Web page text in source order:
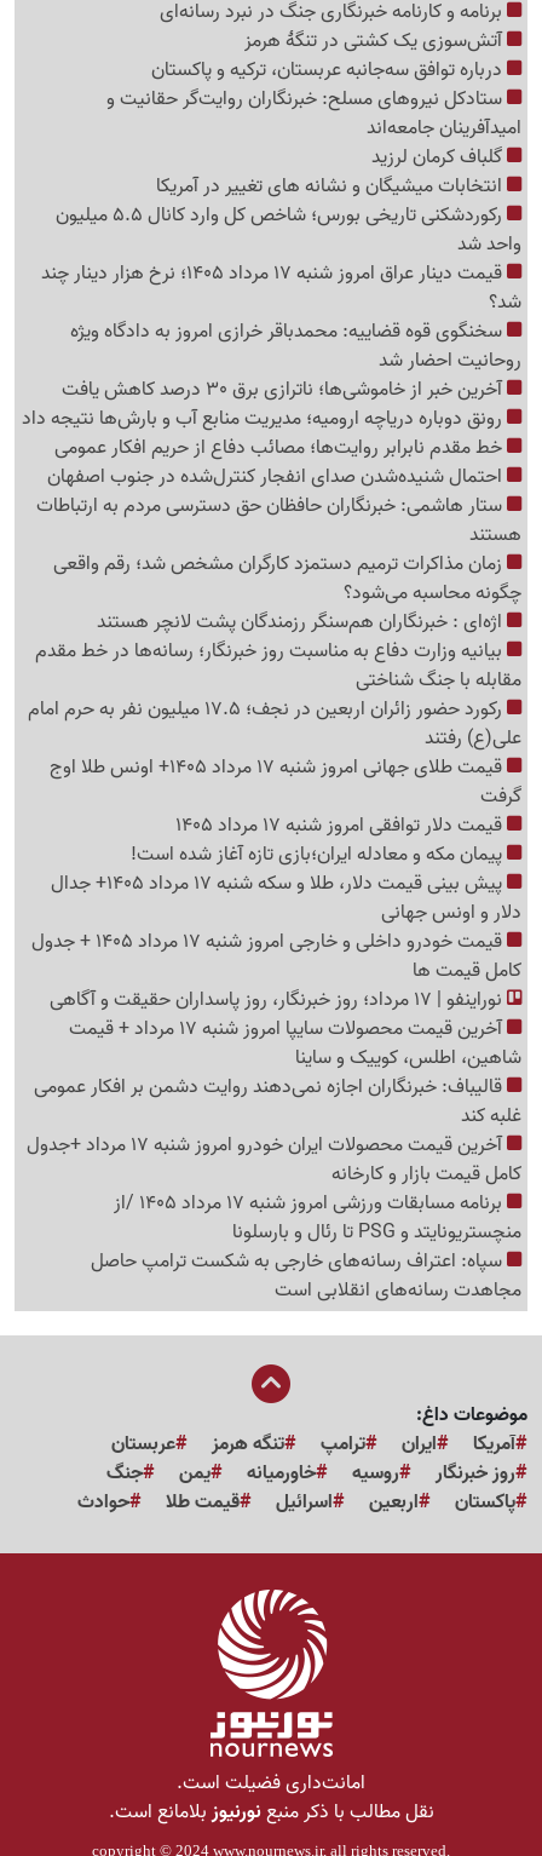
برنامه و کارنامه خبرنگاری جنگ در نبرد رسانه‌ای
آتش‌سوزی یک کشتی در تنگهٔ هرمز
درباره توافق سه‌جانبه عربستان، ترکیه و پاکستان
ستادکل نیروهای مسلح: خبرنگاران روایت‌گر حقانیت و
امیدآفرینان جامعه‌اند
گلباف کرمان لرزید
انتخابات میشیگان و نشانه های تغییر در آمریکا
رکوردشکنی تاریخی بورس؛ شاخص کل وارد کانال 5.5 میلیون
واحد شد
قیمت دینار عراق امروز شنبه 17 مرداد 1405؛ نرخ هزار دینار چند
شد؟
سخنگوی قوه قضاییه: محمدباقر خرازی امروز به دادگاه ویژه
روحانیت احضار شد
آخرین خبر از خاموشی‌ها؛ ناترازی برق 30 درصد کاهش یافت
رونق دوباره دریاچه ارومیه؛ مدیریت منابع آب و بارش‌ها نتیجه داد
خط مقدم نابرابر روایت‌ها؛ مصائب دفاع از حریم افکار عمومی
احتمال شنیده‌شدن صدای انفجار کنترل‌شده در جنوب اصفهان
ستار هاشمی: خبرنگاران حافظان حق دسترسی مردم به ارتباطات
هستند
زمان مذاکرات ترمیم دستمزد کارگران مشخص شد؛ رقم واقعی
چگونه محاسبه می‌شود؟
اژه‌ای : خبرنگاران هم‌سنگر رزمندگان پشت لانچر هستند
بیانیه وزارت دفاع به مناسبت روز خبرنگار؛ رسانه‌ها در خط مقدم
مقابله با جنگ شناختی
رکورد حضور زائران اربعین در نجف؛ 17.5 میلیون نفر به حرم امام
علی(ع) رفتند
قیمت طلای جهانی امروز شنبه 17 مرداد 1405+ اونس طلا اوج
گرفت
قیمت دلار توافقی امروز شنبه 17 مرداد 1405
پیمان مکه و معادله ایران؛بازی تازه آغاز شده است!
پیش ‌بینی قیمت دلار، طلا و سکه شنبه 17 مرداد 1405+ جدال
دلار و اونس جهانی
قیمت خودرو داخلی و خارجی امروز شنبه 17 مرداد 1405 + جدول
کامل قیمت ها
نوراینفو | 17 مرداد؛ روز خبرنگار، روز پاسداران حقیقت و آگاهی
آخرین قیمت محصولات سایپا امروز شنبه 17 مرداد + قیمت
شاهین، اطلس، کوییک و ساینا
قالیباف: خبرنگاران اجازه نمی‌دهند روایت دشمن بر افکار عمومی
غلبه کند
آخرین قیمت محصولات ایران خودرو امروز شنبه 17 مرداد +جدول
کامل قیمت بازار و کارخانه
برنامه مسابقات ورزشی امروز شنبه 17 مرداد 1405 /از
منچستریونایتد و PSG تا رئال و بارسلونا
سپاه: اعتراف رسانه‌های خارجی به شکست ترامپ حاصل
مجاهدت رسانه‌های انقلابی است
موضوعات داغ:
آمریکا
ایران ترامپ تنگه هرمز
عربستان
روز خبرنگار
روسیه خاورمیانه یمن
جنگ
پاکستان
اربعین اسرائیل قیمت طلا حوادث
امانت‌داری فضیلت است.
نقل مطالب با ذکر منبعنورنیوزبلامانع است.
copyright © 2024 www.nournews.ir, all rights reserved.